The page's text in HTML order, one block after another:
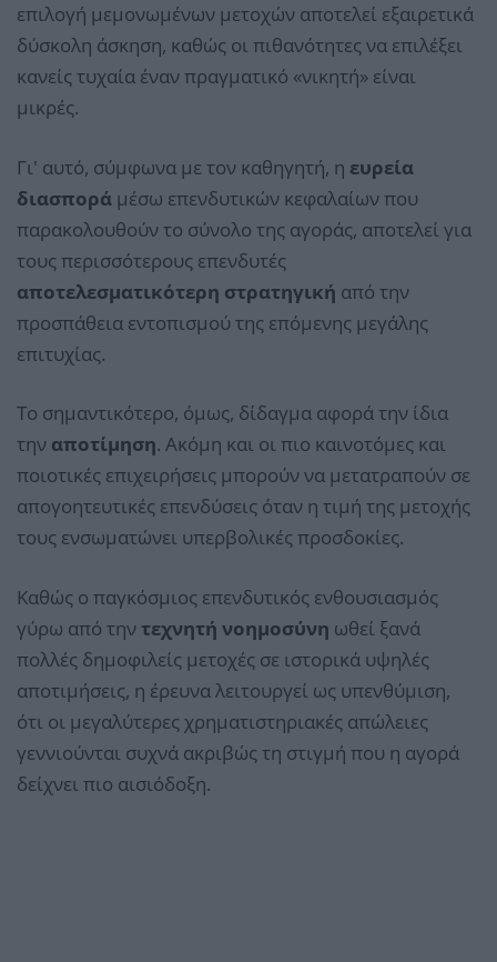
επιλογή μεμονωμένων μετοχών αποτελεί εξαιρετικά
δύσκολη άσκηση, καθώς οι πιθανότητες να επιλέξει
κανείς τυχαία έναν πραγματικό «νικητή» είναι
μικρές.
Γι' αυτό, σύμφωνα με τον καθηγητή, η ευρεία
διασπορά μέσω επενδυτικών κεφαλαίων που
παρακολουθούν το σύνολο της αγοράς, αποτελεί για
τους περισσότερους επενδυτές
αποτελεσματικότερη στρατηγική από την
προσπάθεια εντοπισμού της επόμενης μεγάλης
επιτυχίας.
Το σημαντικότερο, όμως, δίδαγμα αφορά την ίδια
την αποτίμηση. Ακόμη και οι πιο καινοτόμες και
ποιοτικές επιχειρήσεις μπορούν να μετατραπούν σε
απογοητευτικές επενδύσεις όταν η τιμή της μετοχής
τους ενσωματώνει υπερβολικές προσδοκίες.
Καθώς ο παγκόσμιος επενδυτικός ενθουσιασμός
γύρω από τηντεχνητή νοημοσύνη ωθεί ξανά
πολλές δημοφιλείς μετοχές σε ιστορικά υψηλές
αποτιμήσεις, η έρευνα λειτουργεί ως υπενθύμιση,
ότι οι μεγαλύτερες χρηματιστηριακές απώλειες
γεννιούνται συχνά ακριβώς τη στιγμή που η αγορά
δείχνει πιο αισιόδοξη.